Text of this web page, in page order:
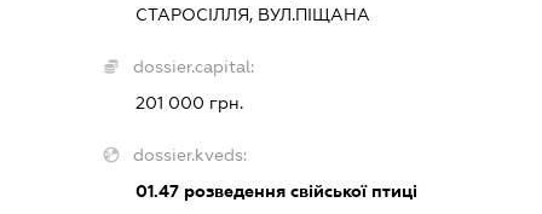
СТАРОСІЛЛЯ, ВУЛ.ПІЩАНА
dossier.capital:
201 000 грн.
dossier.kveds:
01.47 розведення свійської птиці